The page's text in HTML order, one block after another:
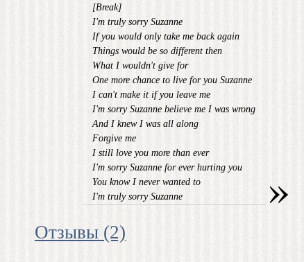
[Break]
I'm truly sorry Suzanne
If you would only take me back again
Things would be so different then
What I wouldn't give for
One more chance to live for you Suzanne
I can't make it if you leave me
I'm sorry Suzanne believe me I was wrong
And I knew I was all along
Forgive me
I still love you more than ever
I'm sorry Suzanne for ever hurting you
You know I never wanted to
I'm truly sorry Suzanne
»
Отзывы (2)